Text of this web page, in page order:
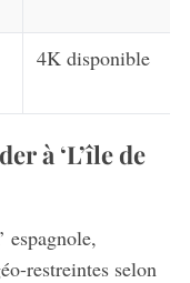
4K disponible
à ‘L’île de
espagnole,
restreintes selon